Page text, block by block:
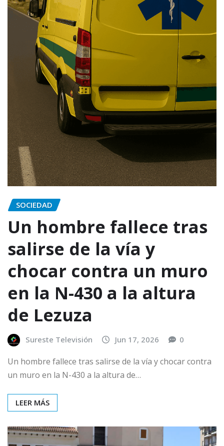
SOCIEDAD
Un hombre fallece tras
salirse de la vía y
chocar contra un muro
en la N-430 a la altura
de Lezuza
Sureste Televisión Jun 17, 2026 0
Un hombre fallece tras salirse de la vía y chocar contra
un muro en la N-430 a la altura de…
LEER MÁS